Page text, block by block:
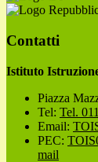
Contatti
Istituto
Piazza
Tel: Tel.
Email:
PEC:
mail